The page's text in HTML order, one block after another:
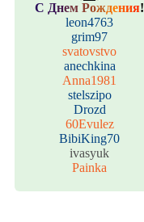
С Днем Рождения!
leon4763
grim97
svatovstvo
anechkina
Anna1981
stelszipo
Drozd
60Evulez
BibiKing70
ivasyuk
Painka